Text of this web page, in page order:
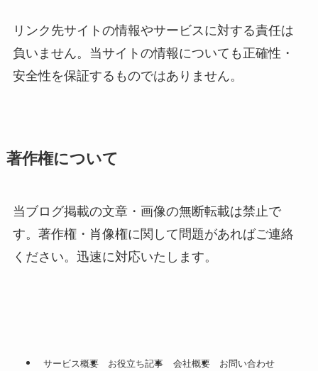
リンク先サイトの情報やサービスに対する責任は
負いません。当サイトの情報についても正確性・
安全性を保証するものではありません。
著作権について
当ブログ掲載の文章・画像の無断転載は禁止で
す。著作権・肖像権に関して問題があればご連絡
ください。迅速に対応いたします。
サービス概要 お役立ち記事 会社概要 お問い合わせ